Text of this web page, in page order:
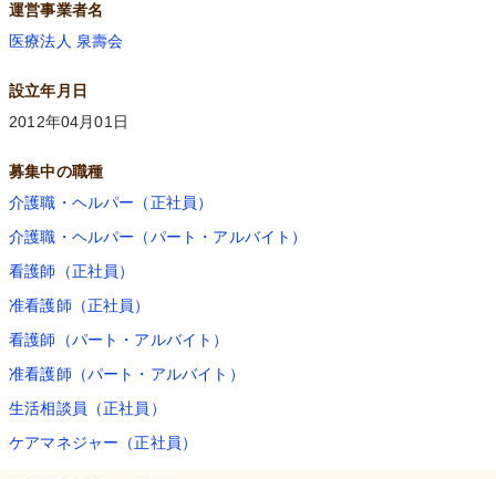
運営事業者名
医療法人 泉壽会
設立年月日
2012年04月01日
募集中の職種
介護職・ヘルパー（正社員）
介護職・ヘルパー（パート・アルバイト）
看護師（正社員）
准看護師（正社員）
看護師（パート・アルバイト）
准看護師（パート・アルバイト）
生活相談員（正社員）
ケアマネジャー（正社員）